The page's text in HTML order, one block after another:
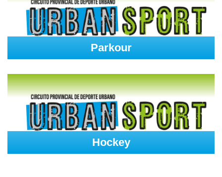
Parkour
Hockey